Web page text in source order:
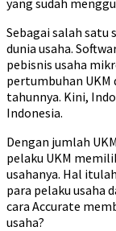
Sebagai salah satu
dunia usaha.
pebisnis usaha
pertumbuhan UKM
tahunnya. Kini,
Indonesia.
Dengan jumlah
pelaku UKM
usahanya. Hal
para pelaku usaha
cara Accurate
usaha?